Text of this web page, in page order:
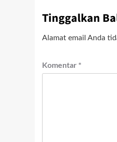
Tinggalkan
Alamat email Anda
Komentar *